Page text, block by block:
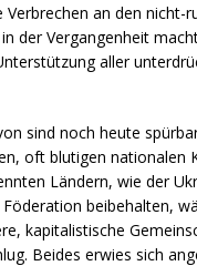
Verbrechen an den nicht-
der Vergangenheit
aller
sind noch heute
oft blutigen nationalen
Ländern, wie der
beibehalten,
kapitalistische
Beides erwies sich